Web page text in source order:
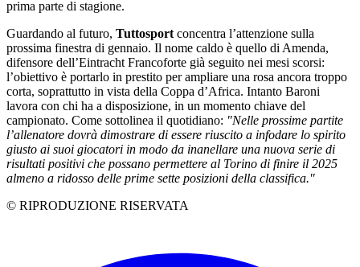
prima parte di stagione.
Guardando al futuro, Tuttosport concentra l’attenzione sulla
prossima finestra di gennaio. Il nome caldo è quello di Amenda,
difensore dell’Eintracht Francoforte già seguito nei mesi scorsi:
l’obiettivo è portarlo in prestito per ampliare una rosa ancora troppo
corta, soprattutto in vista della Coppa d’Africa. Intanto Baroni
lavora con chi ha a disposizione, in un momento chiave del
campionato. Come sottolinea il quotidiano: "Nelle prossime partite
l’allenatore dovrà dimostrare di essere riuscito a infodare lo spirito
giusto ai suoi giocatori in modo da inanellare una nuova serie di
risultati positivi che possano permettere al Torino di finire il 2025
almeno a ridosso delle prime sette posizioni della classifica."
© RIPRODUZIONE RISERVATA